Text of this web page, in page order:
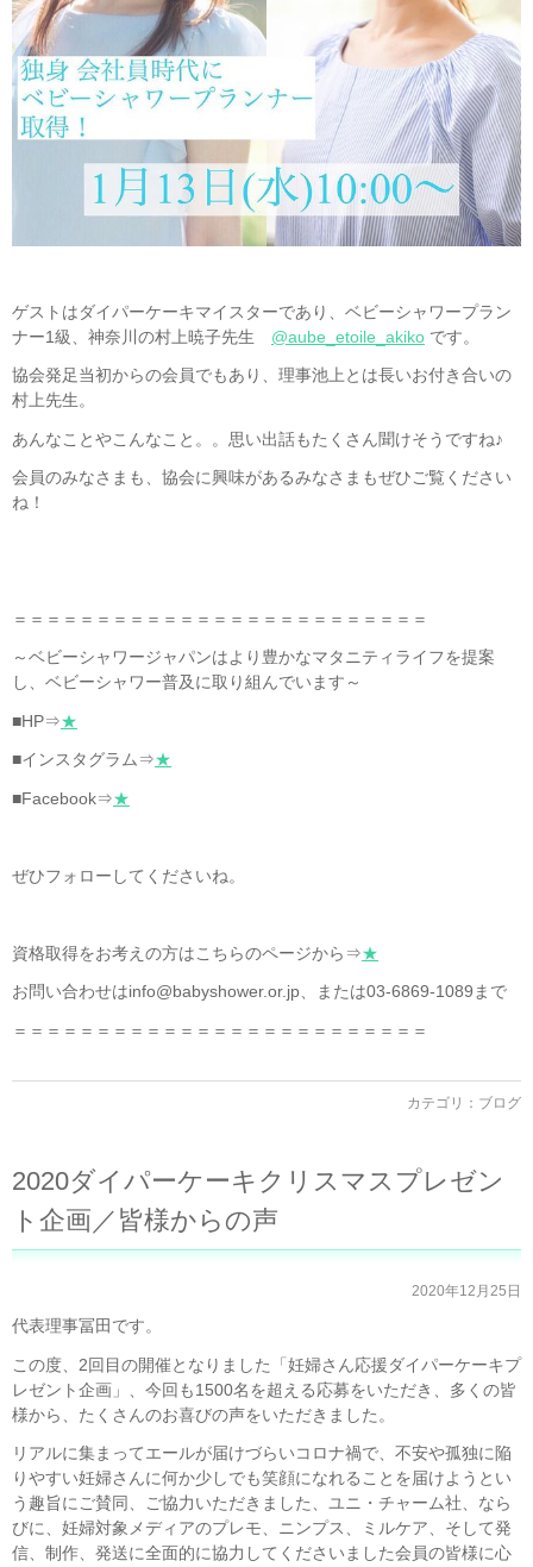
ゲストはダイパーケーキマイスターであり、ベビーシャワープラン
ナー1級、神奈川の村上暁子先生 @aube_etoile_akiko です。
協会発足当初からの会員でもあり、理事池上とは長いお付き合いの
村上先生。
あんなことやこんなこと。。思い出話もたくさん聞けそうですね♪
会員のみなさまも、協会に興味があるみなさまもぜひご覧ください
ね！
＝＝＝＝＝＝＝＝＝＝＝＝＝＝＝＝＝＝＝＝＝＝＝＝＝
～ベビーシャワージャパンはより豊かなマタニティライフを提案
し、ベビーシャワー普及に取り組んでいます～
■HP⇒★
■インスタグラム⇒★
■Facebook⇒★
ぜひフォローしてくださいね。
資格取得をお考えの方はこちらのページから⇒★
お問い合わせはinfo@babyshower.or.jp、または03-6869-1089まで
＝＝＝＝＝＝＝＝＝＝＝＝＝＝＝＝＝＝＝＝＝＝＝＝＝
カテゴリ： ブログ
2020ダイパーケーキクリスマスプレゼン
ト企画／皆様からの声
2020年12月25日
代表理事冨田です。
この度、2回目の開催となりました「妊婦さん応援ダイパーケーキプ
レゼント企画」、今回も1500名を超える応募をいただき、多くの皆
様から、たくさんのお喜びの声をいただきました。
リアルに集まってエールが届けづらいコロナ禍で、不安や孤独に陥
りやすい妊婦さんに何か少しでも笑顔になれることを届けようとい
う趣旨にご賛同、ご協力いただきました、ユニ・チャーム社、なら
びに、妊婦対象メディアのプレモ、ニンプス、ミルケア、そして発
信、制作、発送に全面的に協力してくださいました会員の皆様に心